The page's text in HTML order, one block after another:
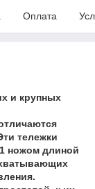
Оплата
и крупных
тележки
ножом длиной